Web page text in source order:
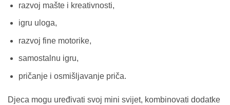
razvoj mašte i kreativnosti,
igru uloga,
razvoj fine motorike,
samostalnu igru,
pričanje i osmišljavanje priča.
Djeca mogu uređivati svoj mini svijet, kombinovati dodatke